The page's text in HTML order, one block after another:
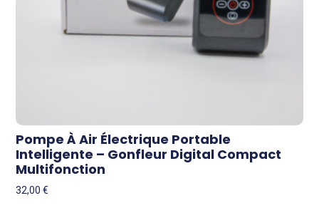
Pompe À Air Électrique Portable
Intelligente – Gonfleur Digital Compact
Multifonction
32,00€